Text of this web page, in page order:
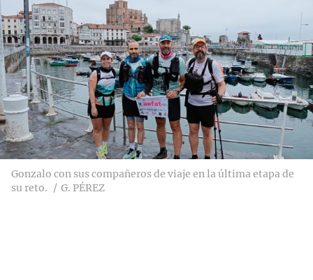
Gonzalo con sus compañeros de viaje en la última etapa de
su reto.
G. PÉREZ